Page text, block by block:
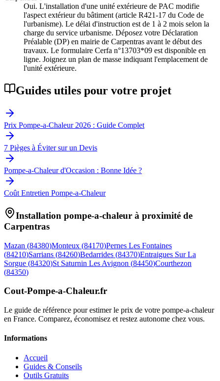
Oui. L'installation d'une unité extérieure de PAC modifie
l'aspect extérieur du bâtiment (article R421-17 du Code de
l'urbanisme). Le délai d'instruction est de 1 à 2 mois selon la
charge du service urbanisme. Déposez votre Déclaration
Préalable (DP) en mairie de Carpentras avant le début des
travaux. Le formulaire Cerfa n°13703*09 est disponible en
ligne. Joignez un plan de masse indiquant l'emplacement de
l'unité extérieure.
Guides utiles pour votre projet
Prix Pompe-a-Chaleur 2026 : Guide Complet
7 Pièges à Éviter sur un Devis
Pompe-a-Chaleur d'Occasion : Bonne Idée ?
Coût Entretien Pompe-a-Chaleur
Installation pompe-a-chaleur à proximité de
Carpentras
Mazan (84380)Monteux (84170)Pernes Les Fontaines
(84210)Sarrians (84260)Bedarrides (84370)Entraigues Sur La
Sorgue (84320)St Saturnin Les Avignon (84450)Courthezon
(84350)
Cout-Pompe-a-Chaleur.fr
Le guide de référence pour estimer le prix de votre pompe-a-chaleur
en France. Comparez, économisez et restez autonome chez vous.
Informations
Accueil
Guides & Conseils
Outils Gratuits